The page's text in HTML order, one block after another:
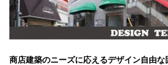
商店建築のニーズに応えるデザイン自由な